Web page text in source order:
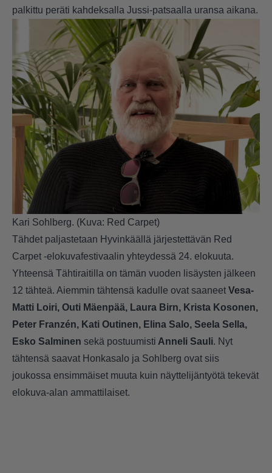
palkittu peräti kahdeksalla Jussi-patsaalla uransa aikana.
Kari Sohlberg. (Kuva: Red Carpet)
Tähdet paljastetaan Hyvinkäällä järjestettävän Red
Carpet -elokuvafestivaalin yhteydessä 24. elokuuta.
Yhteensä Tähtiraitilla on tämän vuoden lisäysten jälkeen
12 tähteä. Aiemmin tähtensä kadulle ovat saaneet Vesa-
Matti Loiri, Outi Mäenpää, Laura Birn, Krista Kosonen,
Peter Franzén, Kati Outinen, Elina Salo, Seela Sella,
Esko Salminen sekä postuumisti Anneli Sauli. Nyt
tähtensä saavat Honkasalo ja Sohlberg ovat siis
joukossa ensimmäiset muuta kuin näyttelijäntyötä tekevät
elokuva-alan ammattilaiset.